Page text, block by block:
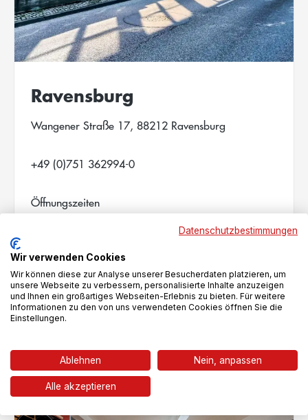
Ravensburg
Wangener Straße 17, 88212 Ravensburg
+49 (0)751 362994-0
Öffnungszeiten
Mo. - Fr.: 09:00 - 18:00 Uhr
Sonntag: geschlossen
Datenschutzbestimmungen
Wir verwenden Cookies
Wir können diese zur Analyse unserer Besucherdaten platzieren, um
unsere Webseite zu verbessern, personalisierte Inhalte anzuzeigen
und Ihnen ein großartiges Webseiten-Erlebnis zu bieten. Für weitere
Informationen zu den von uns verwendeten Cookies öffnen Sie die
Einstellungen.
Ablehnen Nein, anpassen
Alle akzeptieren